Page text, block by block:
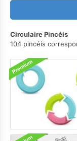
Circulaire Pincéis
104 pincéis